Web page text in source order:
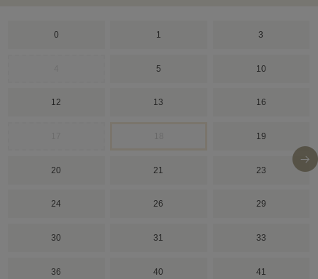
0 1 3
5 10
12 13 16
19
20 21 23
24 26 29
30 31 33
36 40 41